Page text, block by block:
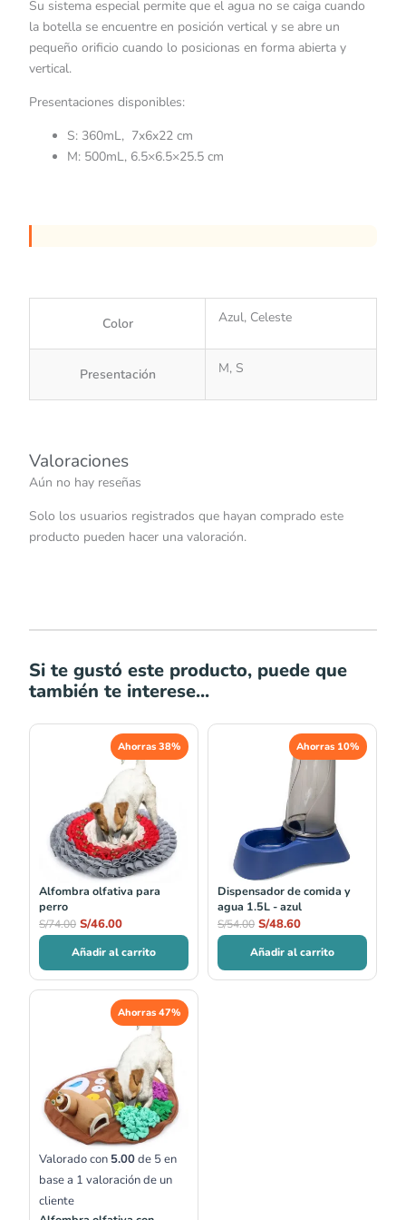
Su sistema especial permite que el agua no se caiga cuando
la botella se encuentre en posición vertical y se abre un
pequeño orificio cuando lo posicionas en forma abierta y
vertical.
Presentaciones disponibles:
S: 360mL, 7x6x22 cm
M: 500mL, 6.5×6.5×25.5 cm
Color Azul, Celeste
Presentación M, S
Valoraciones
Aún no hay reseñas
Solo los usuarios registrados que hayan comprado este
producto pueden hacer una valoración.
Si te gustó este producto, puede que
también te interese...
Ahorras 38%
Alfombra olfativa para
perro
S/74.00
precio
original
S/74.00.
S/46.00
El
precio
actual
es:
S/46.00.
Añadir al carrito
Ahorras 10%
Dispensador de comida y
agua 1.5L - azul
S/54.00
precio
original
S/54.00.
S/48.60
El
precio
actual
es:
S/48.60.
Añadir al carrito
Ahorras 47%
Valorado con 5.00de 5 en
base a 1 valoración de un
cliente
precio
S/121.00.
El
precio
actual
S/64.00.